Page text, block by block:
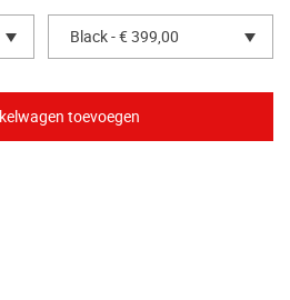
Black - € 399,00